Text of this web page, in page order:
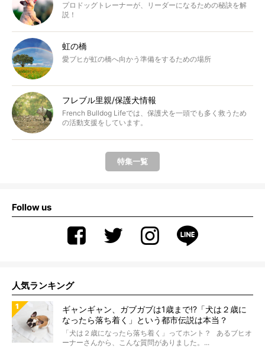
プロドッグトレーナーが、リーダーになるための秘訣を解
説！
虹の橋
愛ブヒが虹の橋へ向かう準備をするための場所
フレブル里親/保護犬情報
French Bulldog Lifeでは、保護犬を一頭でも多く救うため
の活動支援をしています。
特集一覧
Follow us
人気ランキング
ギャンギャン、ガブガブは1歳まで!?「犬は２歳に
なったら落ち着く」という都市伝説は本当？
「犬は２歳になったら落ち着く」ってホント？ あるブヒオ
ーナーさんから、こんな質問がありました。...